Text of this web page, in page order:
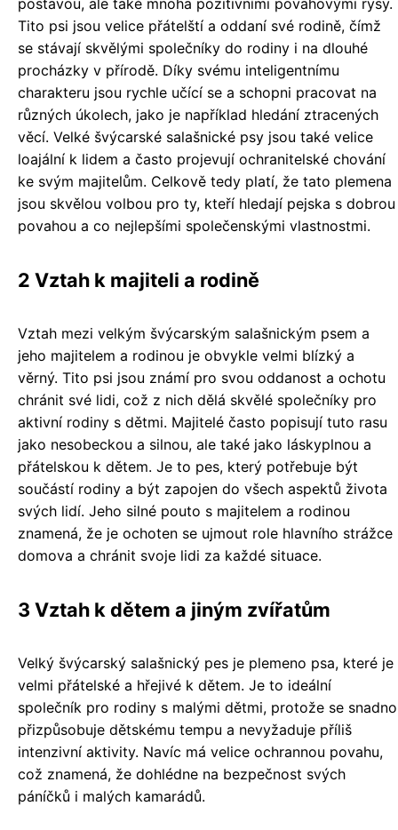
postavou, ale také mnoha pozitivními povahovými rysy.
Tito psi jsou velice přátelští a oddaní své rodině, čímž
se stávají skvělými společníky do rodiny i na dlouhé
procházky v přírodě. Díky svému inteligentnímu
charakteru jsou rychle učící se a schopni pracovat na
různých úkolech, jako je například hledání ztracených
věcí. Velké švýcarské salašnické psy jsou také velice
loajální k lidem a často projevují ochranitelské chování
ke svým majitelům. Celkově tedy platí, že tato plemena
jsou skvělou volbou pro ty, kteří hledají pejska s dobrou
povahou a co nejlepšími společenskými vlastnostmi.
2 Vztah k majiteli a rodině
Vztah mezi velkým švýcarským salašnickým psem a
jeho majitelem a rodinou je obvykle velmi blízký a
věrný. Tito psi jsou známí pro svou oddanost a ochotu
chránit své lidi, což z nich dělá skvělé společníky pro
aktivní rodiny s dětmi. Majitelé často popisují tuto rasu
jako nesobeckou a silnou, ale také jako láskyplnou a
přátelskou k dětem. Je to pes, který potřebuje být
součástí rodiny a být zapojen do všech aspektů života
svých lidí. Jeho silné pouto s majitelem a rodinou
znamená, že je ochoten se ujmout role hlavního strážce
domova a chránit svoje lidi za každé situace.
3 Vztah k dětem a jiným zvířatům
Velký švýcarský salašnický pes je plemeno psa, které je
velmi přátelské a hřejivé k dětem. Je to ideální
společník pro rodiny s malými dětmi, protože se snadno
přizpůsobuje dětskému tempu a nevyžaduje příliš
intenzivní aktivity. Navíc má velice ochrannou povahu,
což znamená, že dohlédne na bezpečnost svých
páníčků i malých kamarádů.